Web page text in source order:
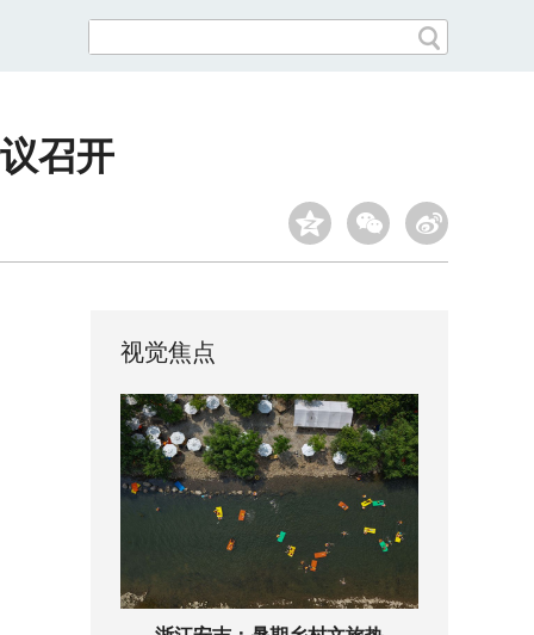
召开
视觉焦点